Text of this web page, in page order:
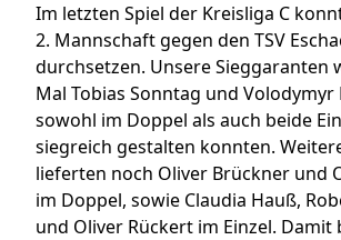
Im letzten Spiel der Kreisliga C
2. Mannschaft gegen den TSV
durchsetzen. Unsere Sieggaranten
Mal Tobias Sonntag und Volodymyr
sowohl im Doppel als auch beide
siegreich gestalten konnten.
lieferten noch Oliver Brückner und
im Doppel, sowie Claudia Hauß,
und Oliver Rückert im Einzel. Damit